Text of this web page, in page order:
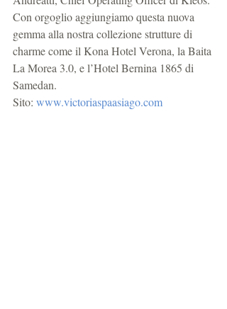
Con orgoglio aggiungiamo questa nuova
gemma alla nostra collezione strutture di
charme come il Kona Hotel Verona, la Baita
La Morea 3.0, e l’Hotel Bernina 1865 di
Samedan.
Sito: www.victoriaspaasiago.com